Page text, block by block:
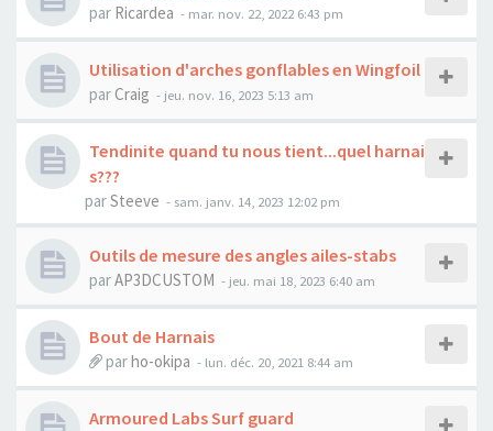
par Ricardea - mar. nov. 22, 2022 6:43 pm
Utilisation d'arches gonflables en Wingfoil
par Craig - jeu. nov. 16, 2023 5:13 am
Tendinite quand tu nous tient...quel harnai
s???
parSteeve - sam. janv. 14, 2023 12:02 pm
Outils de mesure des angles ailes-stabs
parAP3DCUSTOM - jeu. mai 18, 2023 6:40 am
Bout de Harnais
parho-okipa - lun. déc. 20, 2021 8:44 am
Armoured Labs Surf guard